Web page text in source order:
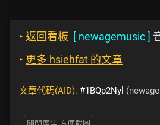
‣ 返回看板 [ newagemusic]
‣ 更多 hsiehfat 的文章
文章代碼(AID): #1BQp2Nyl
關閉廣告 方便截圖